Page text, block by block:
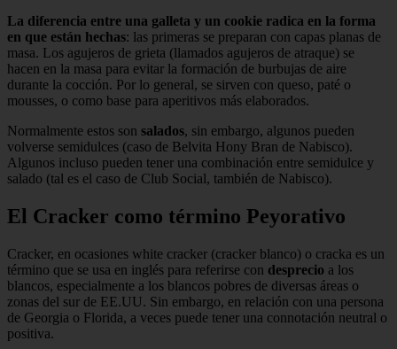
La diferencia entre una galleta y un cookie radica en la forma
en que están hechas: las primeras se preparan con capas planas de
masa. Los agujeros de grieta (llamados agujeros de atraque) se
hacen en la masa para evitar la formación de burbujas de aire
durante la cocción. Por lo general, se sirven con queso, paté o
mousses, o como base para aperitivos más elaborados.
Normalmente estos son salados, sin embargo, algunos pueden
volverse semidulces (caso de Belvita Hony Bran de Nabisco).
Algunos incluso pueden tener una combinación entre semidulce y
salado (tal es el caso de Club Social, también de Nabisco).
El Cracker como término Peyorativo
Cracker, en ocasiones white cracker (cracker blanco) o cracka es un
término que se usa en inglés para referirse con desprecio a los
blancos, especialmente a los blancos pobres de diversas áreas o
zonas del sur de EE.UU. Sin embargo, en relación con una persona
de Georgia o Florida, a veces puede tener una connotación neutral o
positiva.